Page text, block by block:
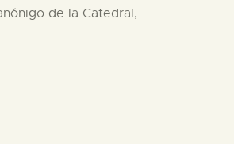
de la Catedral,